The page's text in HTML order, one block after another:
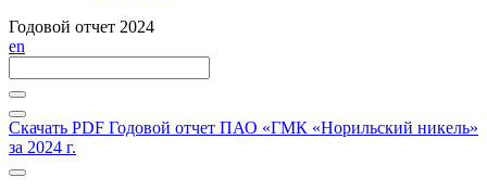
Годовой отчет 2024
en
Скачать PDF Годовой отчет ПАО «ГМК «Норильский никель»
за 2024 г.